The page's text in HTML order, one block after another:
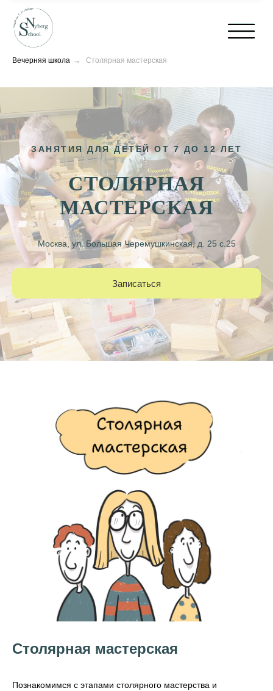
Вечерняя школа → Столярная мастерская
ЗАНЯТИЯ ДЛЯ ДЕТЕЙ ОТ 7 ДО 12 ЛЕТ
СТОЛЯРНАЯ
МАСТЕРСКАЯ
Москва, ул. Большая Черемушкинская, д. 25 с.25
Записаться
Столярная мастерская
Познакомимся с этапами столярного мастерства и